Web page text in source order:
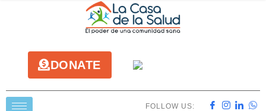
DONATE
FOLLOW US: